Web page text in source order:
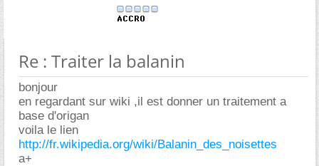
Re : Traiter la balanin
bonjour
en regardant sur wiki ,il est donner un traitement a
base d'origan
voila le lien
http://fr.wikipedia.org/wiki/Balanin_des_noisettes
a+